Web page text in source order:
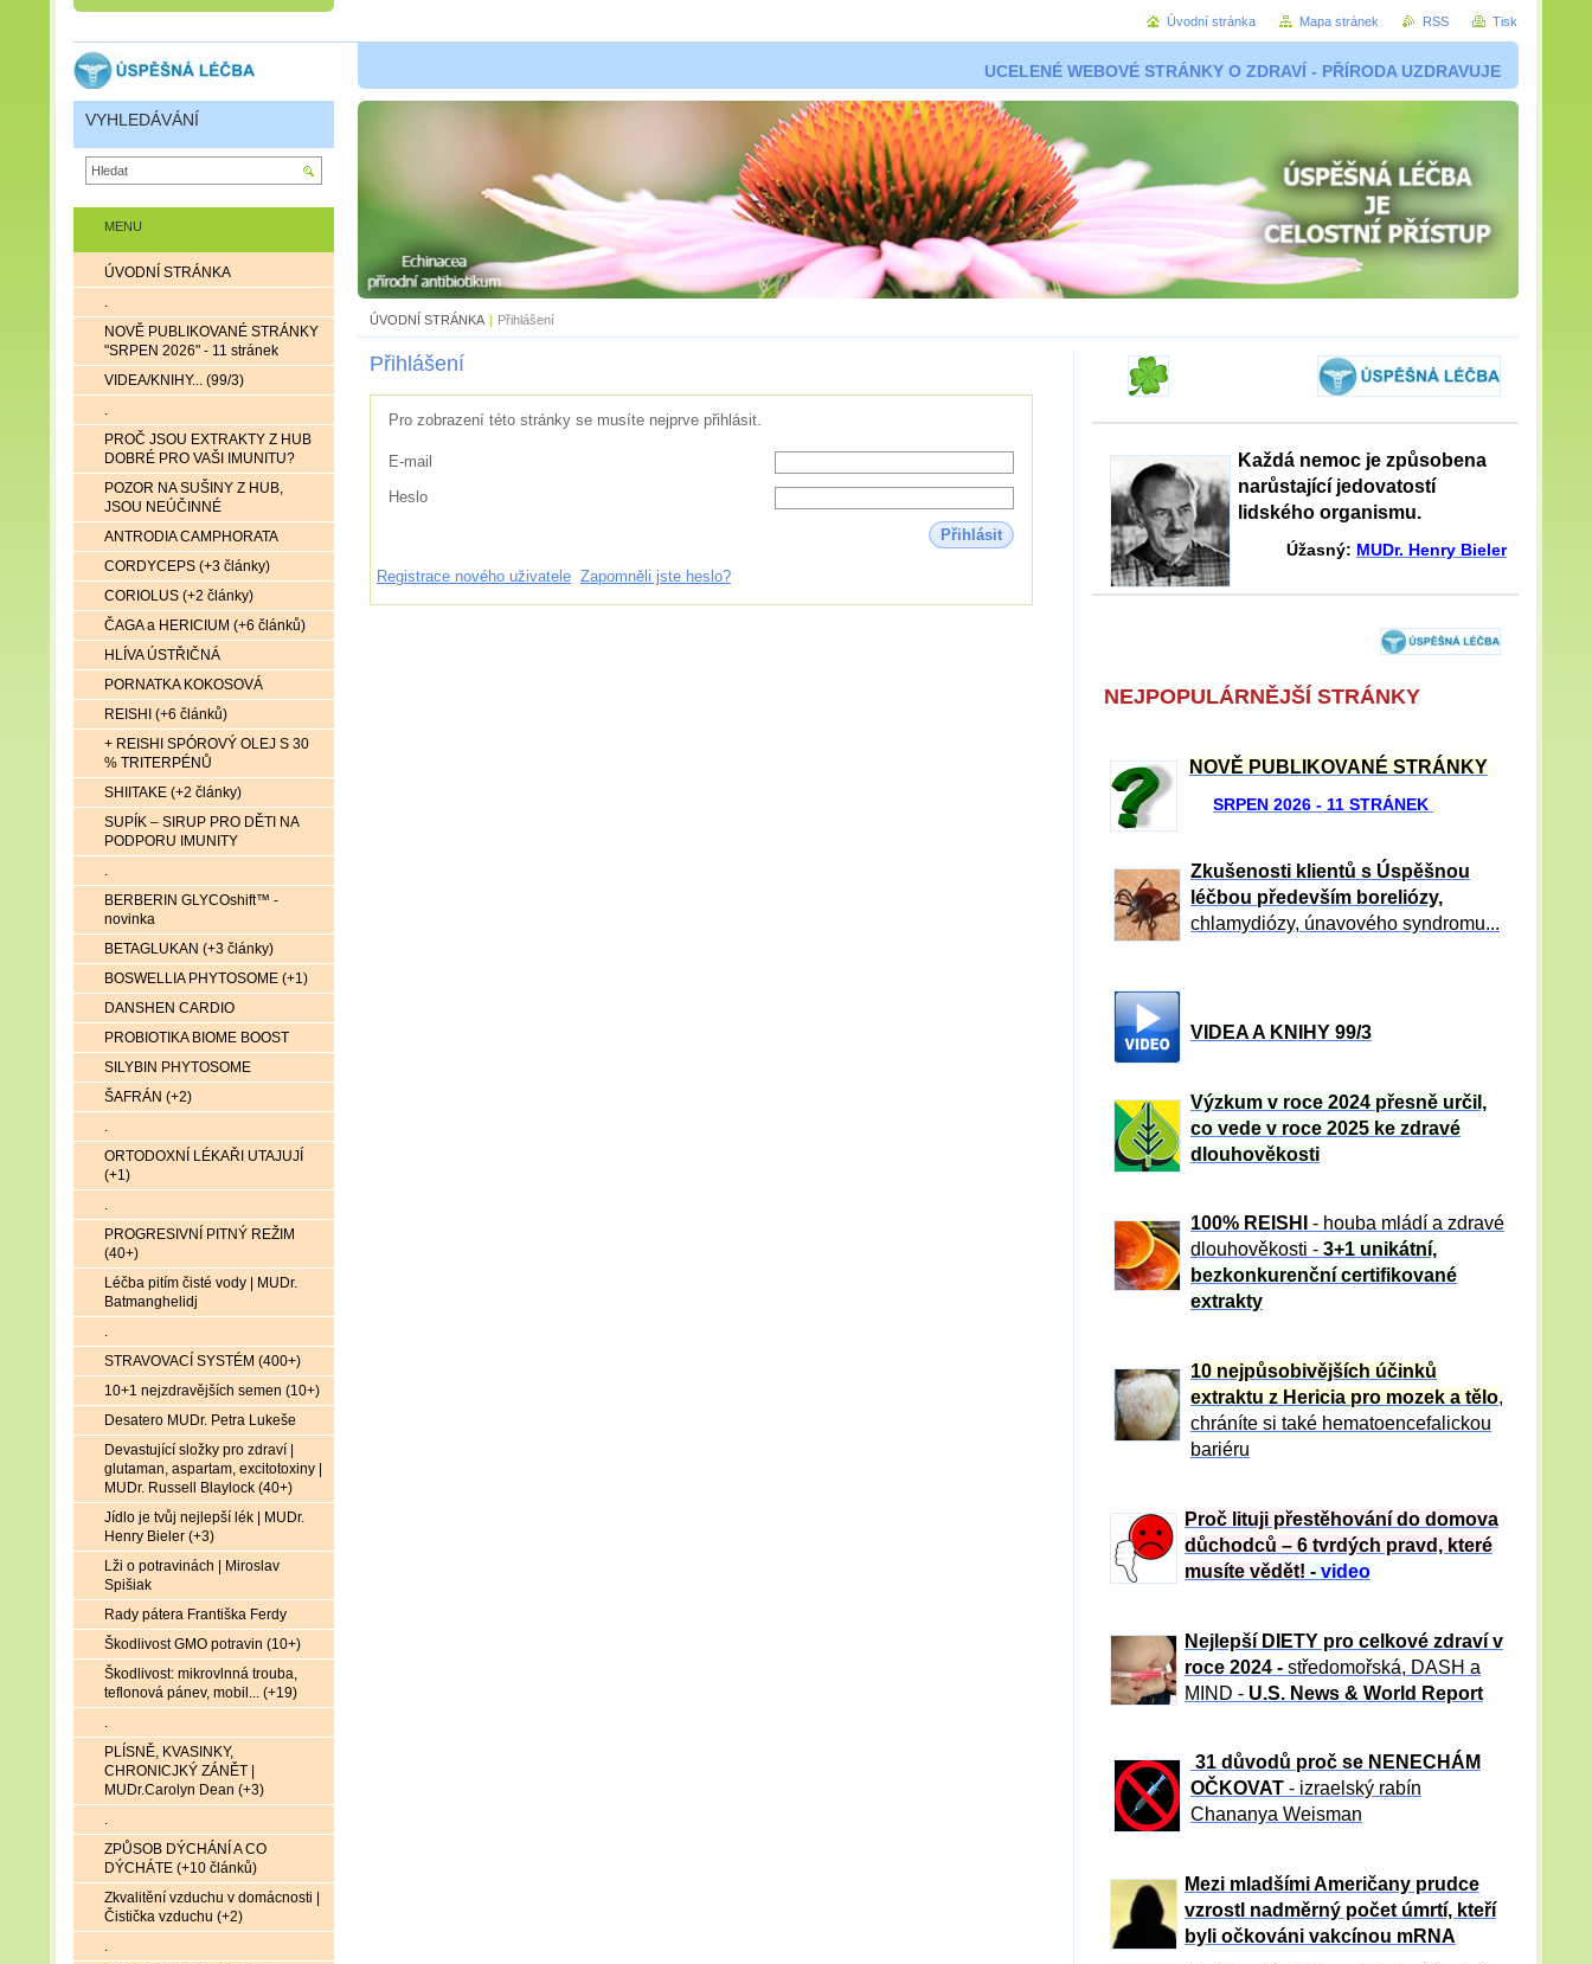
UCELENÉ WEBOVÉ STRÁNKY O ZDRAVÍ - PŘÍRODA UZDRAVUJE
ÚVODNÍ STRÁNKA | Přihlášení
Přihlášení
Pro zobrazení této stránky se musíte nejprve přihlásit.
E-mail
Heslo
Přihlásit
Registrace nového uživatele Zapomněli jste heslo?
Každá nemoc je způsobena
narůstající jedovatostí
lidského organismu.
Úžasný: MUDr. Henry Bieler
NEJPOPULÁRNĚJŠÍ STRÁNKY
NOVĚ PUBLIKOVANÉ STRÁNKY
SRPEN 2026 - 11 STRÁNEK
Zkušenosti klientů s Úspěšnou
léčbou především boreliózy,
chlamydiózy, únavového syndromu...
VIDEA A KNIHY 99/3
Výzkum v roce 2024 přesně určil,
co vede v roce 2025 ke zdravé
dlouhověkosti
100% REISHI
- houba mládí a zdravé
dlouhověkosti - 3+1 unikátní,
bezkonkurenční certifikované
extrakty
10 nejpůsobivějších účinků
extraktu z Hericia pro mozek a tělo,
chráníte si také hematoencefalickou
bariéru
Proč lituji přestěhování do domova
důchodců – 6 tvrdých pravd, které
musíte vědět! - video
Nejlepší DIETY pro celkové zdraví v
roce 2024 - středomořská, DASH a
MIND - U.S. News & World Report
31 důvod ů proč se NENECHÁM
OČKOVAT - izraelský rabín
Chananya Weisman
Mezi mladšími Američany prudce
vzrostl nadměrný počet úmrtí, kteří
byli očkováni vakcínou mRNA
MENU
ÚVODNÍ STRÁNKA
.
NOVĚ PUBLIKOVANÉ STRÁNKY
"SRPEN 2026" - 11 stránek
VIDEA/KNIHY... (99/3)
.
PROČ JSOU EXTRAKTY Z HUB
DOBRÉ PRO VAŠI IMUNITU?
POZOR NA SUŠINY Z HUB,
JSOU NEÚČINNÉ
ANTRODIA CAMPHORATA
CORDYCEPS (+3 články)
CORIOLUS (+2 články)
ČAGA a HERICIUM (+6 článků)
HLÍVA ÚSTŘIČNÁ
PORNATKA KOKOSOVÁ
REISHI (+6 článků)
+ REISHI SPÓROVÝ OLEJ S 30
% TRITERPÉNŮ
SHIITAKE (+2 články)
SUPÍK – SIRUP PRO DĚTI NA
PODPORU IMUNITY
.
BERBERIN GLYCOshift™ -
novinka
BETAGLUKAN (+3 články)
BOSWELLIA PHYTOSOME (+1)
DANSHEN CARDIO
PROBIOTIKA BIOME BOOST
SILYBIN PHYTOSOME
ŠAFRÁN (+2)
.
ORTODOXNÍ LÉKAŘI UTAJUJÍ
(+1)
.
PROGRESIVNÍ PITNÝ REŽIM
(40+)
Léčba pitím čisté vody | MUDr.
Batmanghelidj
.
STRAVOVACÍ SYSTÉM (400+)
10+1 nejzdravějších semen (10+)
Desatero MUDr. Petra Lukeše
Devastující složky pro zdraví |
glutaman, aspartam, excitotoxiny |
MUDr. Russell Blaylock (40+)
Jídlo je tvůj nejlepší lék | MUDr.
Henry Bieler (+3)
Lži o potravinách | Miroslav
Spišiak
Rady pátera Františka Ferdy
Škodlivost GMO potravin (10+)
Škodlivost: mikrovlnná trouba,
teflonová pánev, mobil... (+19)
.
PLÍSNĚ, KVASINKY,
CHRONICJKÝ ZÁNĚT |
MUDr.Carolyn Dean (+3)
.
ZPŮSOB DÝCHÁNÍ A CO
DÝCHÁTE (+10 článků)
Zkvalitění vzduchu v domácnosti |
Čistička vzduchu (+2)
.
VYHLEDÁVÁNÍ
Úvodní stránka Mapa stránek RSS Tisk